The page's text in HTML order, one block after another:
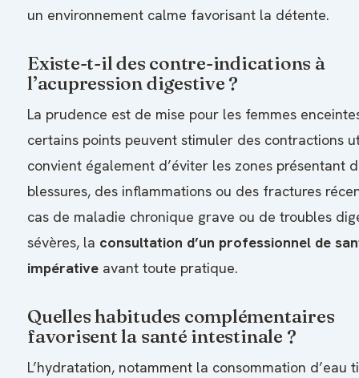
un environnement calme favorisant la détente.
Existe-t-il des contre-indications à
l’acupression digestive ?
La prudence est de mise pour les femmes
certains points peuvent stimuler des contractions
convient également d’éviter les zones présentant
blessures, des inflammations ou des fractures
cas de maladie chronique grave ou de troubles
sévères, la consultation d’un professionnel de
impérative avant toute pratique.
Quelles habitudes complémentaires
favorisent la santé intestinale ?
L’hydratation, notamment la consommation d’eau